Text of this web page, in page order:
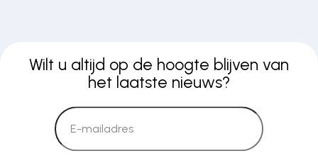
Wilt u altijd op de hoogte blijven van
het laatste nieuws?